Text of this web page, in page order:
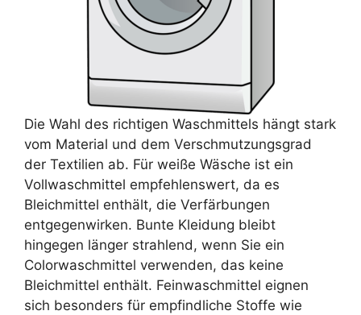
Die Wahl des richtigen Waschmittels hängt stark
vom Material und dem Verschmutzungsgrad
der Textilien ab. Für weiße Wäsche ist ein
Vollwaschmittel empfehlenswert, da es
Bleichmittel enthält, die Verfärbungen
entgegenwirken. Bunte Kleidung bleibt
hingegen länger strahlend, wenn Sie ein
Colorwaschmittel verwenden, das keine
Bleichmittel enthält. Feinwaschmittel eignen
sich besonders für empfindliche Stoffe wie